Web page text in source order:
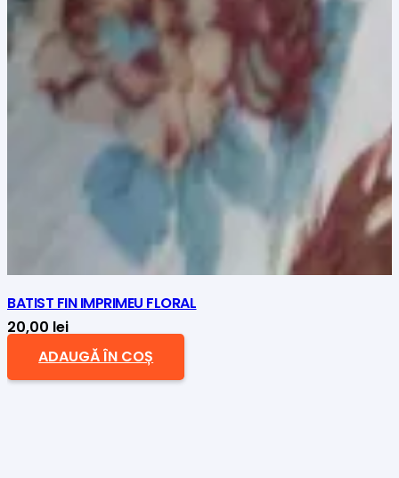
BATIST FIN IMPRIMEU FLORAL
20,00 lei
ADAUGĂ ÎN COȘ